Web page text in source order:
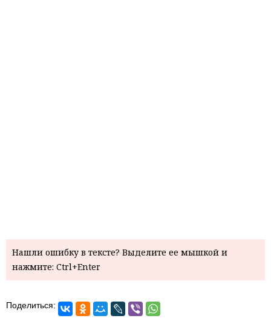
Нашли ошибку в тексте? Выделите ее мышкой и
нажмите: Ctrl+Enter
Поделиться: